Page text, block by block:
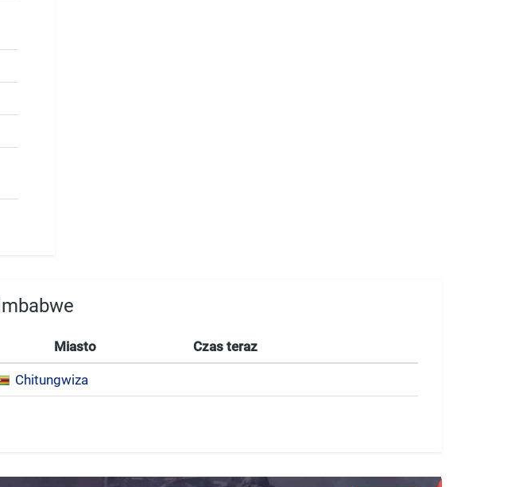
Miasto Czas teraz
Chitungwiza